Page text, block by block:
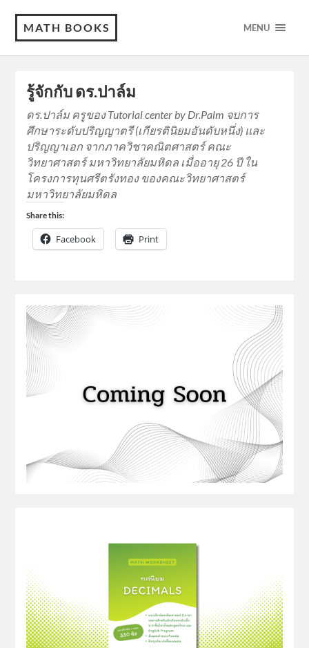
MATH BOOKS MENU
รู้จักกับ ดร.ปาล์ม
ดร.ปาล์ม ครูของ Tutorial center by Dr.Palm จบการ
ศึกษาระดับปริญญาตรี (เกียรตินิยมอันดับหนึ่ง) และ
ปริญญาเอก จากภาควิชาคณิตศาสตร์ คณะ
วิทยาศาสตร์ มหาวิทยาลัยมหิดล เมื่ออายุ 26 ปี ใน
โครงการทุนศรีตรังทอง ของคณะวิทยาศาสตร์
มหาวิทยาลัยมหิดล
Share this:
Facebook Print